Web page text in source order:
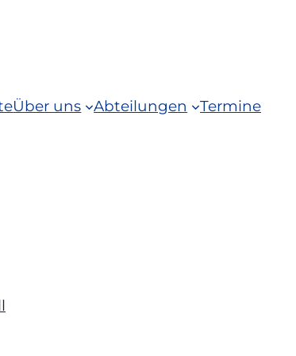
Über uns Abteilungen Termine